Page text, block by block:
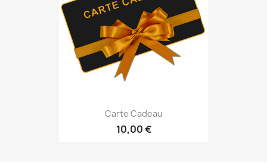
Carte Cadeau
10,00 €